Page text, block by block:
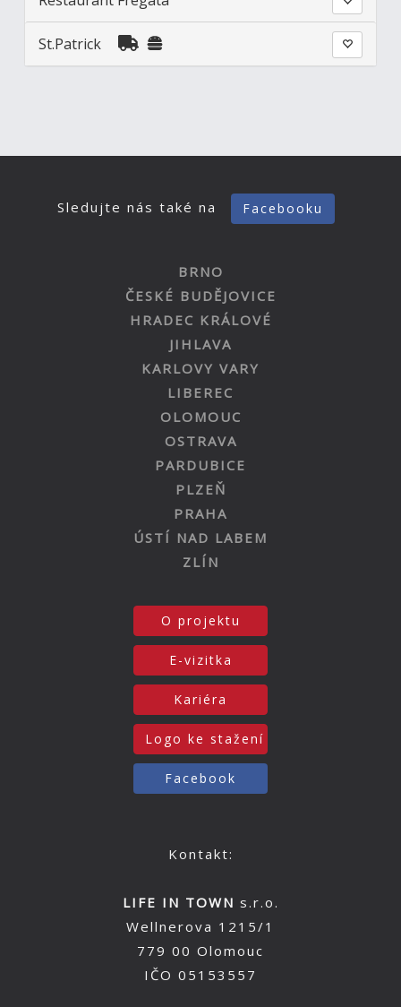
St.Patrick
Sledujte nás také na Facebooku
BRNO
ČESKÉ BUDĚJOVICE
HRADEC KRÁLOVÉ
JIHLAVA
KARLOVY VARY
LIBEREC
OLOMOUC
OSTRAVA
PARDUBICE
PLZEŇ
PRAHA
ÚSTÍ NAD LABEM
ZLÍN
O projektu
E-vizitka
Kariéra
Logo ke stažení
Facebook
Kontakt:
LIFE IN TOWN s.r.o.
Wellnerova 1215/1
779 00 Olomouc
IČO 05153557